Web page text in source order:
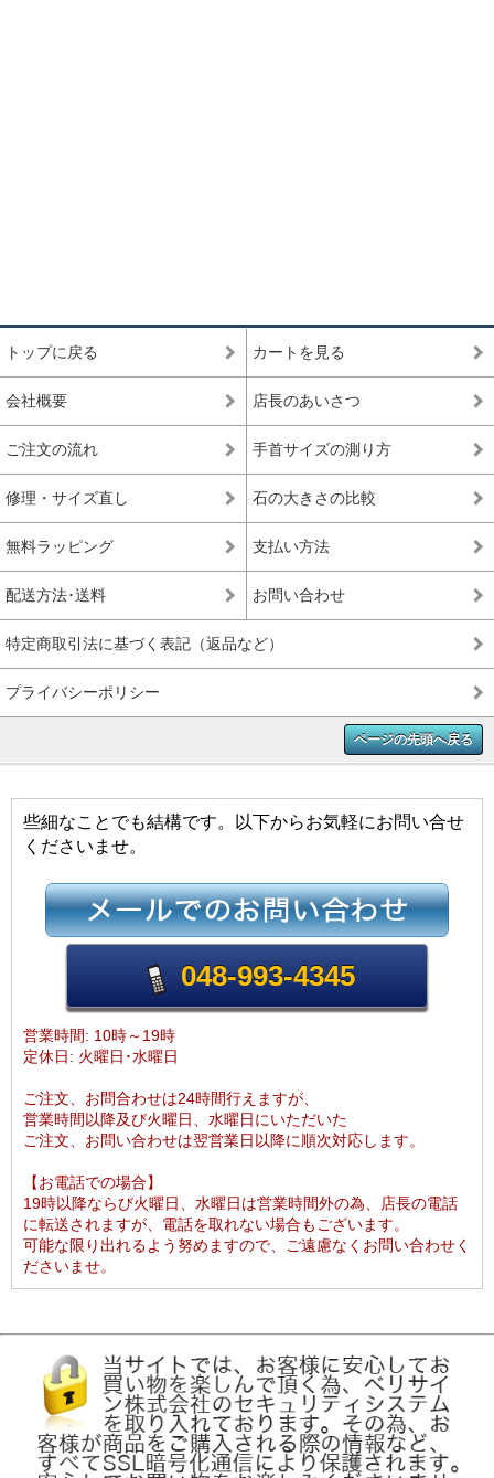
トップに戻る カートを見る
会社概要 店長のあいさつ
ご注文の流れ 手首サイズの測り方
修理・サイズ直し 石の大きさの比較
無料ラッピング 支払い方法
配送方法･送料 お問い合わせ
特定商取引法に基づく表記（返品など）
プライバシーポリシー
ページの先頭へ戻る
些細なことでも結構です。以下からお気軽にお問い合せ
くださいませ。
048-993-4345
営業時間: 10時～19時
定休日: 火曜日･水曜日
ご注文、お問合わせは24時間行えますが、
営業時間以降及び火曜日、水曜日にいただいた
ご注文、お問い合わせは翌営業日以降に順次対応します。
【お電話での場合】
19時以降ならび火曜日、水曜日は営業時間外の為、店長の電話
に転送されますが、電話を取れない場合もございます。
可能な限り出れるよう努めますので、ご遠慮なくお問い合わせく
ださいませ。